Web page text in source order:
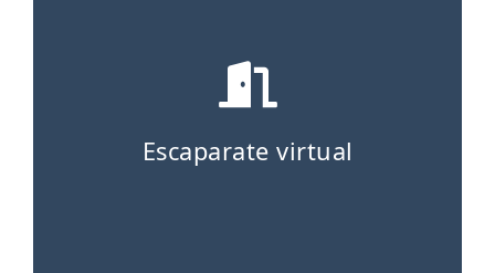
Escaparate virtual